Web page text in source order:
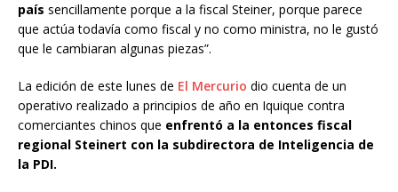
país sencillamente porque a la fiscal Steiner, porque parece
que actúa todavía como fiscal y no como ministra, no le gustó
que le cambiaran algunas piezas”.
La edición de este lunes de El Mercurio dio cuenta de un
operativo realizado a principios de año en Iquique contra
comerciantes chinos que enfrentó a la entonces fiscal
regional Steinert con la subdirectora de Inteligencia de
la PDI.